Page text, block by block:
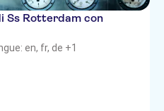
Ss Rotterdam con
en, fr, de +1